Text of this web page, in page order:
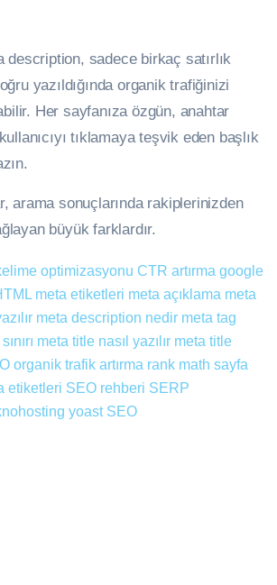
description, sadece birkaç satırlık
yazıldığında organik trafiğinizi
Her sayfanıza özgün, anahtar
tıklamaya teşvik eden başlık
arama sonuçlarında rakiplerinizden
büyük farklardır.
optimizasyonu CTR artırma google
meta etiketleri meta açıklama meta
meta description nedir meta tag
meta title nasıl yazılır meta title
organik trafik artırma rank math sayfa
etiketleri SEO rehberi SERP
yoast SEO